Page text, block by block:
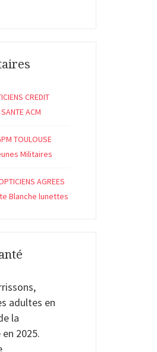
CREDIT
ACM
TOULOUSE
Militaires
AGREES
Blanche lunettes
adultes en
la
2025.